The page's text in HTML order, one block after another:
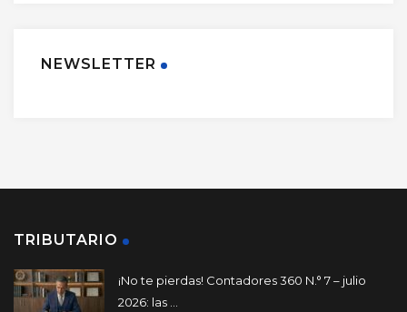
NEWSLETTER
TRIBUTARIO
¡No te pierdas! Contadores 360 N.° 7 – julio
2026: las ...